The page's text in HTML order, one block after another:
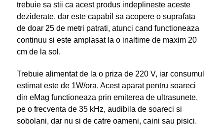
trebuie sa stii ca acest produs indeplineste aceste
deziderate, dar este capabil sa acopere o suprafata
de doar 25 de metri patrati, atunci cand functioneaza
continuu si este amplasat la o inaltime de maxim 20
cm de la sol.
Trebuie alimentat de la o priza de 220 V, iar consumul
estimat este de 1W/ora. Acest aparat pentru soareci
din eMag functioneaza prin emiterea de ultrasunete,
pe o frecventa de 35 kHz, audibila de soareci si
sobolani, dar nu si de catre oameni, caini sau pisici.